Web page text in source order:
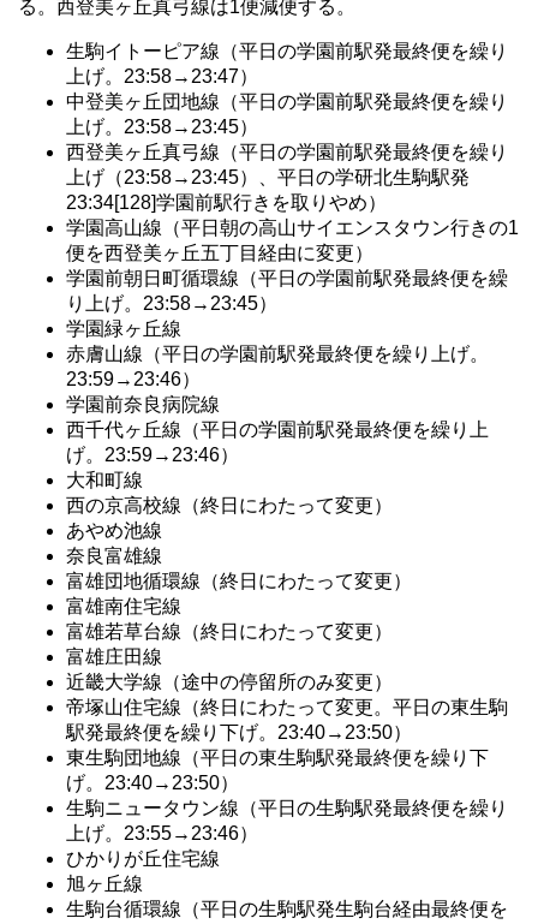
る。西登美ヶ丘真弓線は1便減便する。
生駒イトーピア線（平日の学園前駅発最終便を繰り
上げ。23:58→23:47）
中登美ヶ丘団地線（平日の学園前駅発最終便を繰り
上げ。23:58→23:45）
西登美ヶ丘真弓線（平日の学園前駅発最終便を繰り
上げ（23:58→23:45）、平日の学研北生駒駅発
23:34[128]学園前駅行きを取りやめ）
学園高山線（平日朝の高山サイエンスタウン行きの1
便を西登美ヶ丘五丁目経由に変更）
学園前朝日町循環線（平日の学園前駅発最終便を繰
り上げ。23:58→23:45）
学園緑ヶ丘線
赤膚山線（平日の学園前駅発最終便を繰り上げ。
23:59→23:46）
学園前奈良病院線
西千代ヶ丘線（平日の学園前駅発最終便を繰り上
げ。23:59→23:46）
大和町線
西の京高校線（終日にわたって変更）
あやめ池線
奈良富雄線
富雄団地循環線（終日にわたって変更）
富雄南住宅線
富雄若草台線（終日にわたって変更）
富雄庄田線
近畿大学線（途中の停留所のみ変更）
帝塚山住宅線（終日にわたって変更。平日の東生駒
駅発最終便を繰り下げ。23:40→23:50）
東生駒団地線（平日の東生駒駅発最終便を繰り下
げ。23:40→23:50）
生駒ニュータウン線（平日の生駒駅発最終便を繰り
上げ。23:55→23:46）
ひかりが丘住宅線
旭ヶ丘線
生駒台循環線（平日の生駒駅発生駒台経由最終便を